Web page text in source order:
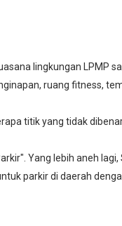
2017/2018
Linux Ubuntu
Perangkat
lingkungan LPMP
ruang fitness,
titik yang tidak
Yang lebih aneh lagi,
parkir di daerah